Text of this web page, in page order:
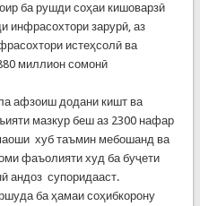
ба рушди соҳаи кишоварзӣ
инфрасохтори зарурӣ, аз
истеҳсолӣ ва
миллион сомонӣ
афзоиш додани кишт ва
мазкур беш аз 2300 нафар
хуб таъмин мебошанд ва
фаъолияти худ ба буҷети
андоз супоридааст.
ба ҳамаи соҳибкорону